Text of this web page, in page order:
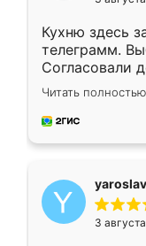
Кухню здесь
телеграмм.
Согласовали
недели кухня
довольны
мебель за
Читать полностью
3